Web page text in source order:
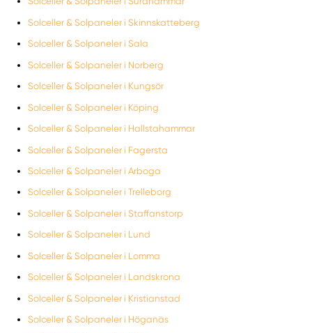
Solceller & Solpaneler i Skinnskatteberg
Solceller & Solpaneler i Sala
Solceller & Solpaneler i Norberg
Solceller & Solpaneler i Kungsör
Solceller & Solpaneler i Köping
Solceller & Solpaneler i Hallstahammar
Solceller & Solpaneler i Fagersta
Solceller & Solpaneler i Arboga
Solceller & Solpaneler i Trelleborg
Solceller & Solpaneler i Staffanstorp
Solceller & Solpaneler i Lund
Solceller & Solpaneler i Lomma
Solceller & Solpaneler i Landskrona
Solceller & Solpaneler i Kristianstad
Solceller & Solpaneler i Höganäs